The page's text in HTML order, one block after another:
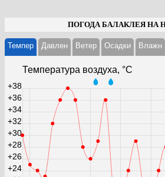
ПОГОДА БАЛАКЛЕЯ НА
Темпер Давлен Ветер Осадки Влажн
Температура воздуха, °С
+24
+26
+28
+30
+32
+34
+36
+38